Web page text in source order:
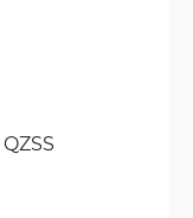
QZSS